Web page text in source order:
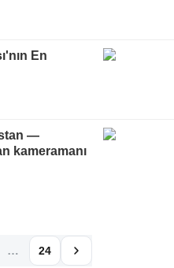
En
—
kameramanı
… 24